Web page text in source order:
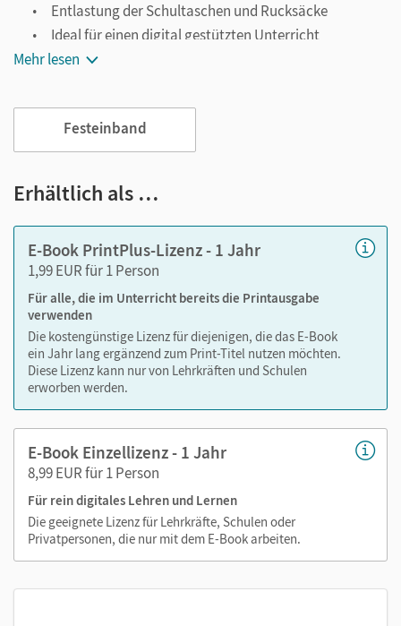
Entlastung der Schultaschen und Rucksäcke
Ideal für einen digital gestützten Unterricht
Notiz- und Markierungsmöglichkeit
Viele digitale Funktionen unterstützen das Lehren und
Lernen:
Notizen erstellen
Lesezeichen hinzufügen
Zoomen
Mehr lesen
Festeinband
Erhältlich als …
E-Book PrintPlus-Lizenz - 1 Jahr
1,99 EUR für 1 Person
Für alle, die im Unterricht bereits die Printausgabe
verwenden
Die kostengünstige Lizenz für diejenigen, die das E-Book
ein Jahr lang ergänzend zum Print-Titel nutzen möchten.
Diese Lizenz kann nur von Lehrkräften und Schulen
erworben werden.
E-Book Einzellizenz - 1 Jahr
8,99 EUR für 1 Person
Für rein digitales Lehren und Lernen
Die geeignete Lizenz für Lehrkräfte, Schulen oder
Privatpersonen, die nur mit dem E-Book arbeiten.